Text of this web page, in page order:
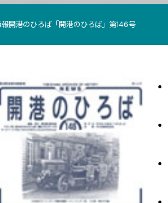
開港のひろば「開港のひろば」第146号